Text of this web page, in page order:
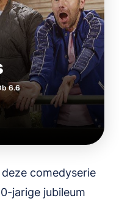
6.6
comedyserie
jarige jubileum